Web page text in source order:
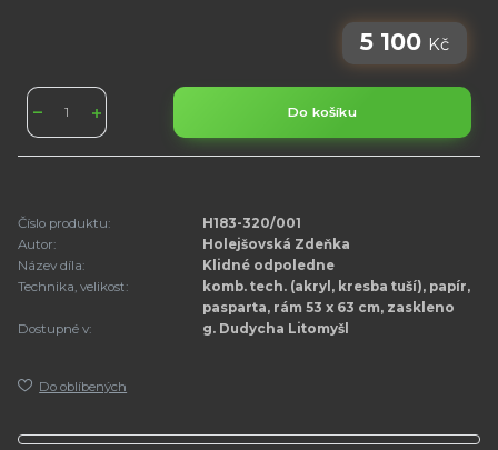
5 100 Kč
Do košíku
Číslo produktu:
H183-320/001
Autor:
Holejšovská Zdeňka
Název díla:
Klidné odpoledne
Technika, velikost:
komb. tech. (akryl, kresba tuší), papír,
pasparta, rám 53 x 63 cm, zaskleno
Dostupné v:
g. Dudycha Litomyšl
Do oblíbených